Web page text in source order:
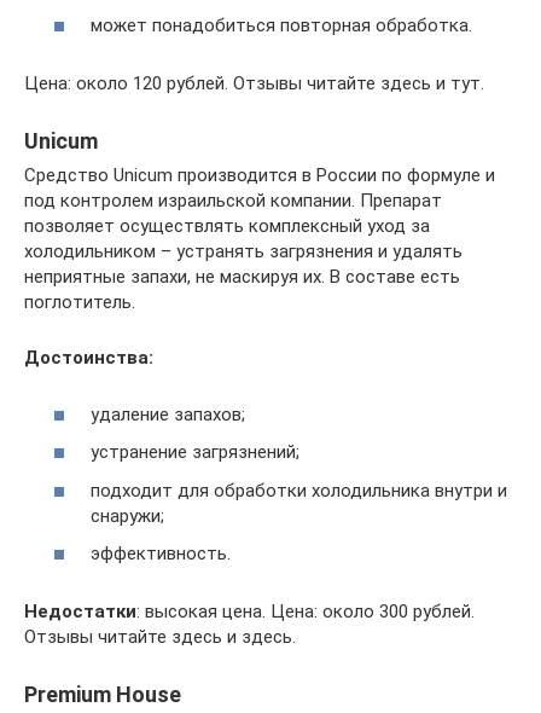
может понадобиться повторная обработка.
Цена: около 120 рублей. Отзывы читайте здесь и тут.
Unicum
Средство Unicum производится в России по формуле и
под контролем израильской компании. Препарат
позволяет осуществлять комплексный уход за
холодильником – устранять загрязнения и удалять
неприятные запахи, не маскируя их. В составе есть
поглотитель.
Достоинства:
удаление запахов;
устранение загрязнений;
подходит для обработки холодильника внутри и
снаружи;
эффективность.
Недостатки: высокая цена. Цена: около 300 рублей.
Отзывы читайте здесь и здесь.
Premium House